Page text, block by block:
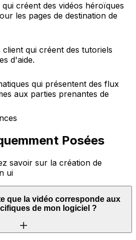
créent des vidéos héroïques
les pages de destination de
client qui créent des tutoriels
d'aide.
qui présentent des flux
aux parties prenantes de
Posées
savoir sur la création de
ui
que la vidéo corresponde aux
de mon logiciel ?